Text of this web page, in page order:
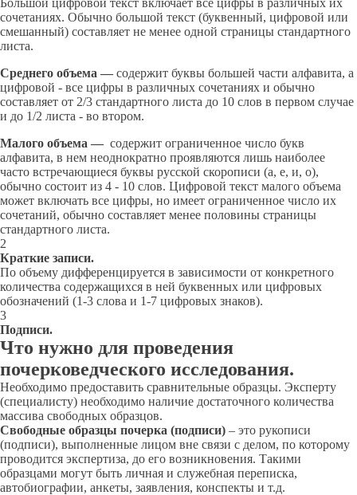
Большой цифровой текст включает все цифры в различных их
сочетаниях. Обычно большой текст (буквенный, цифровой или
смешанный) составляет не менее одной страницы стандартного
листа.
Среднего объема — содержит буквы большей части алфавита, а
цифровой - все цифры в различных сочетаниях и обычно
составляет от 2/3 стандартного листа до 10 слов в первом случае
и до 1/2 листа - во втором.
Малого объема — содержит ограниченное число букв
алфавита, в нем неоднократно проявляются лишь наиболее
часто встречающиеся буквы русской скорописи (а, е, и, о),
обычно состоит из 4 - 10 слов. Цифровой текст малого объема
может включать все цифры, но имеет ограниченное число их
сочетаний, обычно составляет менее половины страницы
стандартного листа.
2
Краткие записи.
По объему дифференцируется в зависимости от конкретного
количества содержащихся в ней буквенных или цифровых
обозначений (1-3 слова и 1-7 цифровых знаков).
3
Подписи.
Что нужно для проведения
почерковедческого исследования.
Необходимо предоставить сравнительные образцы. Эксперту
(специалисту) необходимо наличие достаточного количества
массива свободных образцов.
Свободные образцы почерка (подписи) – это рукописи
(подписи), выполненные лицом вне связи с делом, по которому
проводится экспертиза, до его возникновения. Такими
образцами могут быть личная и служебная переписка,
автобиографии, анкеты, заявления, конспекты и т.д.